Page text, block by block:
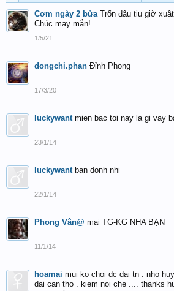
Cơm ngày 2 bửa Trốn đâu tiu giờ
Chúc may mắn!
1/5/21
dongchi.phan Đỉnh Phong
17/3/20
luckywant mien bac toi nay la gi vay
23/1/14
luckywant ban donh nhi
22/1/14
Phong Vân@ mai TG-KG NHA BẠN
11/1/14
hoamai mui ko choi dc dai tn . nho
dai can tho . kiem noi che .... thanks